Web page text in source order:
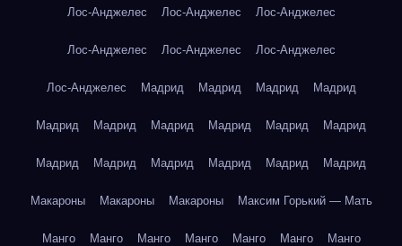
Лос-Анджелес Лос-Анджелес Лос-Анджелес
Лос-Анджелес Лос-Анджелес Лос-Анджелес
Лос-Анджелес Мадрид Мадрид Мадрид Мадрид
Мадрид Мадрид Мадрид Мадрид Мадрид Мадрид
Мадрид Мадрид Мадрид Мадрид Мадрид Мадрид
Макароны Макароны Макароны Максим Горький — Мать
Манго Манго Манго Манго Манго Манго Манго